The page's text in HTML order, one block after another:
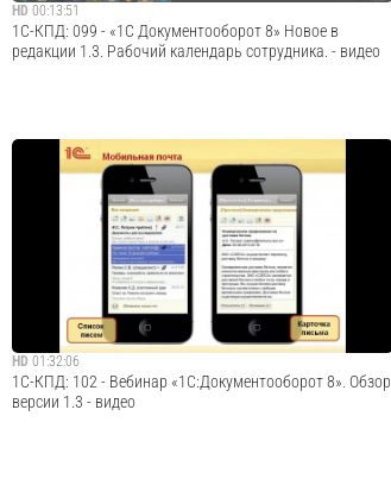
HD 00:13:51
1С-КПД: 099 - «1С Документооборот 8» Новое в
редакции 1.3. Рабочий календарь сотрудника. - видео
· · · · · · · · · · · · · · · · · · · · · · · · · · · · · · · · · · · · · · · · · · · · · · ·
Закажите демонстрацию «1С:Документооборот», пройдя
по ссылке: http://elektronnij-dokumentooborot.1c-
kpd.ru/demo/?utm_source=youtube · · · · · ·...
Cмотреть видео
HD 01:32:06
1С-КПД: 102 - Вебинар «1С:Документооборот 8». Обзор
версии 1.3 - видео